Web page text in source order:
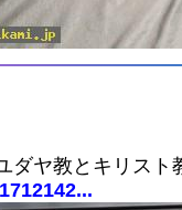
ヤ教とキリス